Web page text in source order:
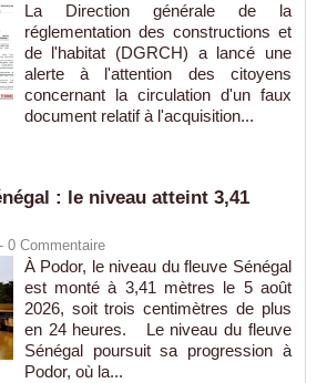
La Direction générale de la
réglementation des constructions et
de l'habitat (DGRCH) a lancé une
alerte à l'attention des citoyens
concernant la circulation d'un faux
document relatif à l'acquisition...
: le niveau atteint 3,41
0 Commentaire
À Podor, le niveau du fleuve Sénégal
est monté à 3,41 mètres le 5 août
2026, soit trois centimètres de plus
en 24 heures. Le niveau du fleuve
Sénégal poursuit sa progression à
Podor, où la...